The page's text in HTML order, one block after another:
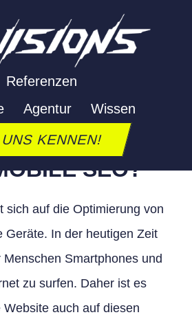
Referenzen
Agentur Wissen
KENNEN!
24. September 2025
SEO?
sich auf die Optimierung von
Geräte. In der heutigen Zeit
Smartphones und
zu surfen. Daher ist es
auch auf diesen